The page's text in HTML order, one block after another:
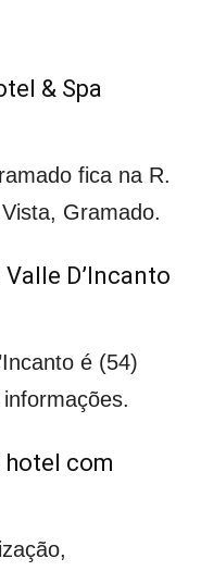
& Spa
fica na R.
Gramado.
D’Incanto
é (54)
hotel com